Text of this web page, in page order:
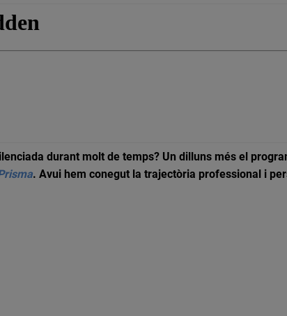
durant molt de temps? Un dilluns més el
. Avui hem conegut la trajectòria professional i